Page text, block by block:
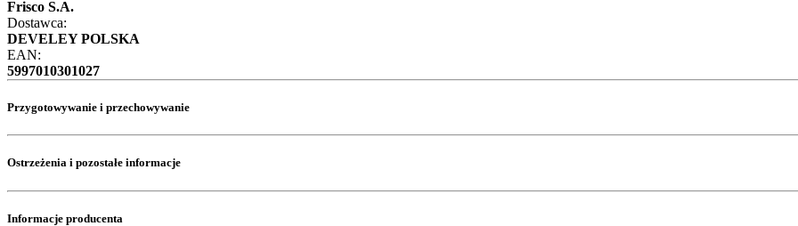
Frisco S.A.
Dostawca:
DEVELEY POLSKA
EAN:
5997010301027
Przygotowywanie i przechowywanie
Ostrzeżenia i pozostałe informacje
Informacje producenta